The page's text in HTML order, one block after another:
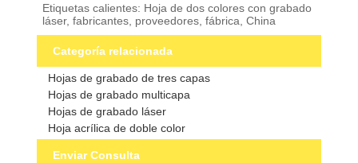
Etiquetas calientes: Hoja de dos colores con grabado
láser, fabricantes, proveedores, fábrica, China
Categoría relacionada
Hojas de grabado de tres capas
Hojas de grabado multicapa
Hojas de grabado láser
Hoja acrílica de doble color
Enviar Consulta